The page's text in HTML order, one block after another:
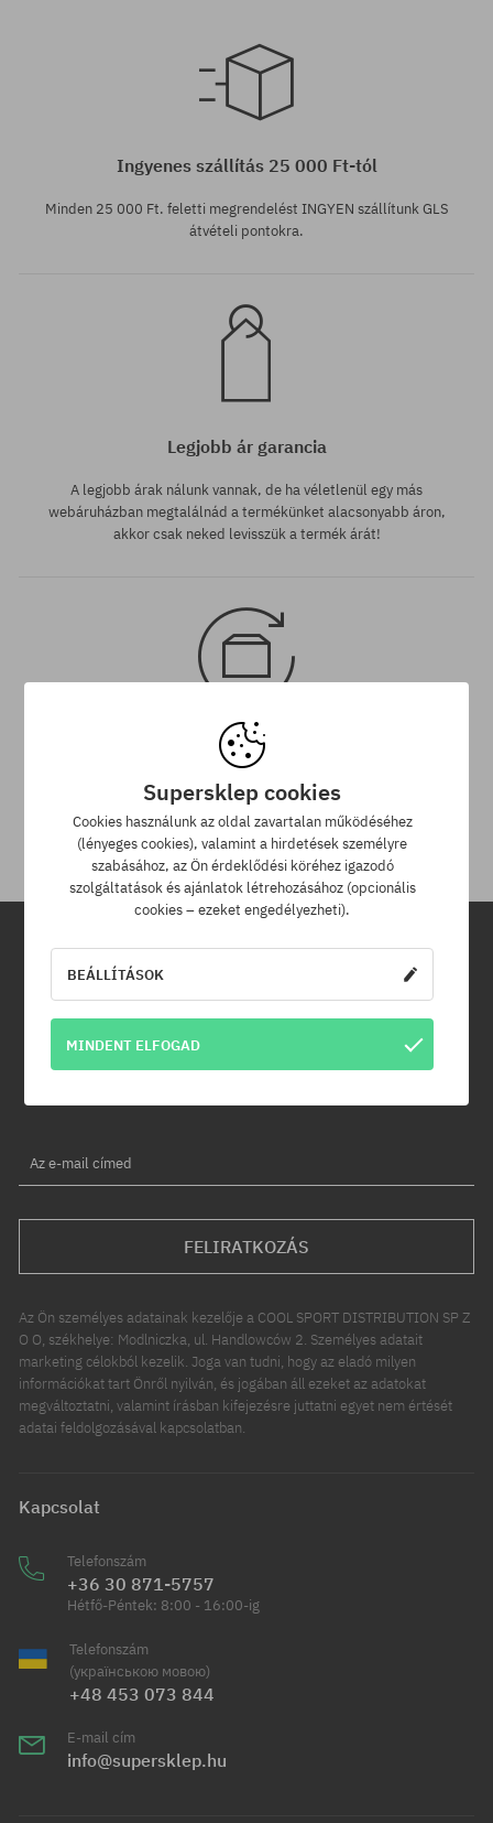
Ingyenes szállítás 25 000 Ft-tól
Minden 25 000 Ft. feletti megrendelést INGYEN szállítunk GLS
átvételi pontokra.
Legjobb ár garancia
A legjobb árak nálunk vannak, de ha véletlenül egy más
webáruházban megtalálnád a termékünket alacsonyabb áron,
akkor csak neked levisszük a termék árát!
30 nap az áru viszaküldésére
A termék visszaküldésére a csomag kézhezvételétől számítva
30 napod van.
és kedvezményeinkről!
Ráadásul kapsz egy -5% kedvezménykódot az egész
Az e-mail címed
FELIRATKOZÁS
Az Ön személyes adatainak kezelője a COOL SPORT DISTRIBUTION SP Z
O O, székhelye: Modlniczka, ul. Handlowców 2. Személyes adatait
marketing célokból kezelik. Joga van tudni, hogy az eladó milyen
információkat tart Önről nyilván, és jogában áll ezeket az adatokat
megváltoztatni, valamint írásban kifejezésre juttatni egyet nem értését
adatai feldolgozásával kapcsolatban.
Kapcsolat
Telefonszám
+36 30 871-5757
Hétfő-Péntek: 8:00 - 16:00-ig
Telefonszám
(українською мовою)
+48 453 073 844
E-mail cím
info@supersklep.hu
Supersklep cookies
Cookies használunk az oldal zavartalan működéséhez
(lényeges cookies), valamint a hirdetések személyre
szabásához, az Ön érdeklődési köréhez igazodó
szolgáltatások és ajánlatok létrehozásához (opcionális
cookies – ezeket engedélyezheti).
BEÁLLÍTÁSOK
MINDENT ELFOGAD